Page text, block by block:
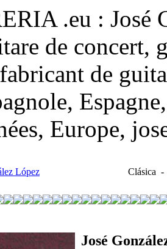
.eu : José
de concert,
de
Europe,
López Clásica -
José